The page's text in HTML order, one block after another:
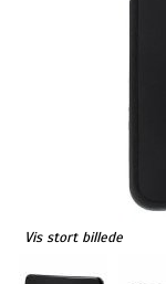
Vis stort billede